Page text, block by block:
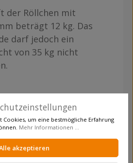
der Röllchen mit
beträgt 12 kg. Das
darf jedoch ein
von 35 kg nicht
1
Cookies, um eine bestmögliche Erfahrung
Mehr Informationen ...
akzeptieren